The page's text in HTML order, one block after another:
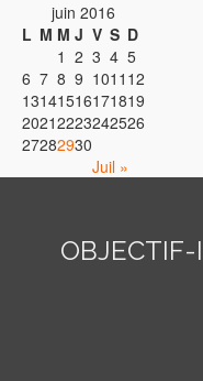
juin 2016
L M M J V S D
Juil »
1 2 3 4 5
6 7 8 9 1011 12
13141516171819
20212223242526
27282930